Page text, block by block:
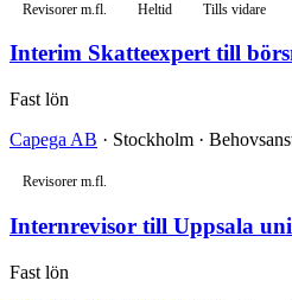
Revisorer m.fl. Heltid Tills vidare
Interim Skatteexpert till
Fast lön
Capega AB · Stockholm ·
Revisorer m.fl.
Internrevisor till Uppsala
Fast lön